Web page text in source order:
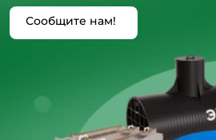
Сообщите нам!